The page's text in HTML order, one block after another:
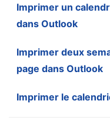
Imprimer un
dans Outlook
Imprimer deux
page dans Outlook
Imprimer le